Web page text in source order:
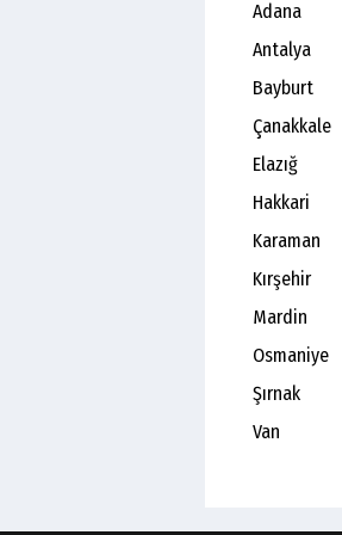
Adana
Antalya
Bayburt
Çanakkale
Elazığ
Hakkari
Karaman
Kırşehir
Mardin
Osmaniye
Şırnak
Van